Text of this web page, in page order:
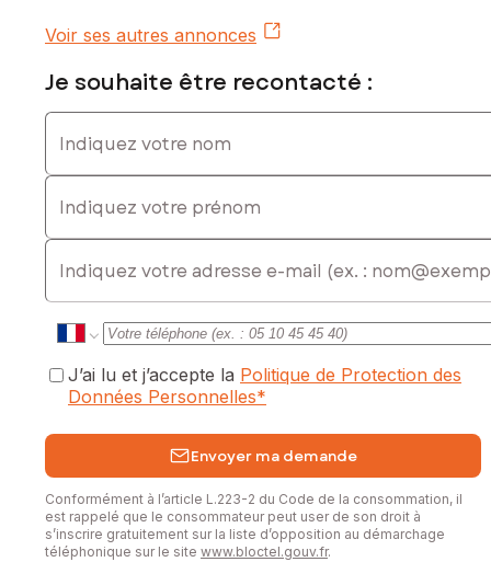
commercial immatriculé au RSAC de Bordeaux sous le
numéro 911 072 122
Voir ses autres annonces
Je souhaite être recontacté :
Indiquez votre nom
Indiquez votre prénom
E-mail
J’ai lu et j’accepte la Politique de Protection des
Données Personnelles*
Envoyer ma demande
Conformément à l’article L.223-2 du Code de la consommation, il
est rappelé que le consommateur peut user de son droit à
s’inscrire gratuitement sur la liste d’opposition au démarchage
téléphonique sur le site www.bloctel.gouv.fr.